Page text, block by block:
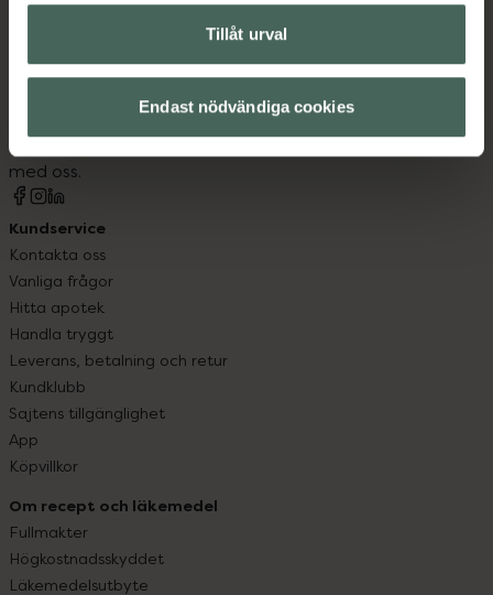
Tillåt urval
Endast nödvändiga cookies
Kronans Apotek finns här för dig. Du hittar oss från Skåne i
datorn. Oavsett vem du är så är det vårt uppdrag att
hjälpa just dig att må lite bättre. Välkommen att prata
med oss.
Kundservice
Kontakta oss
Vanliga frågor
Hitta apotek
Handla tryggt
Leverans, betalning och retur
Kundklubb
Sajtens tillgänglighet
App
Köpvillkor
Om recept och läkemedel
Fullmakter
Högkostnadsskyddet
Läkemedelsutbyte